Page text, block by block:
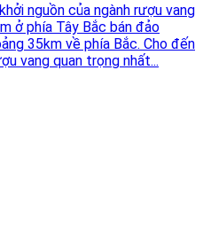
nguồn của ngành rượu vang
ở phía Tây Bắc bán đảo
35km về phía Bắc. Cho đến
vang quan trọng nhất...